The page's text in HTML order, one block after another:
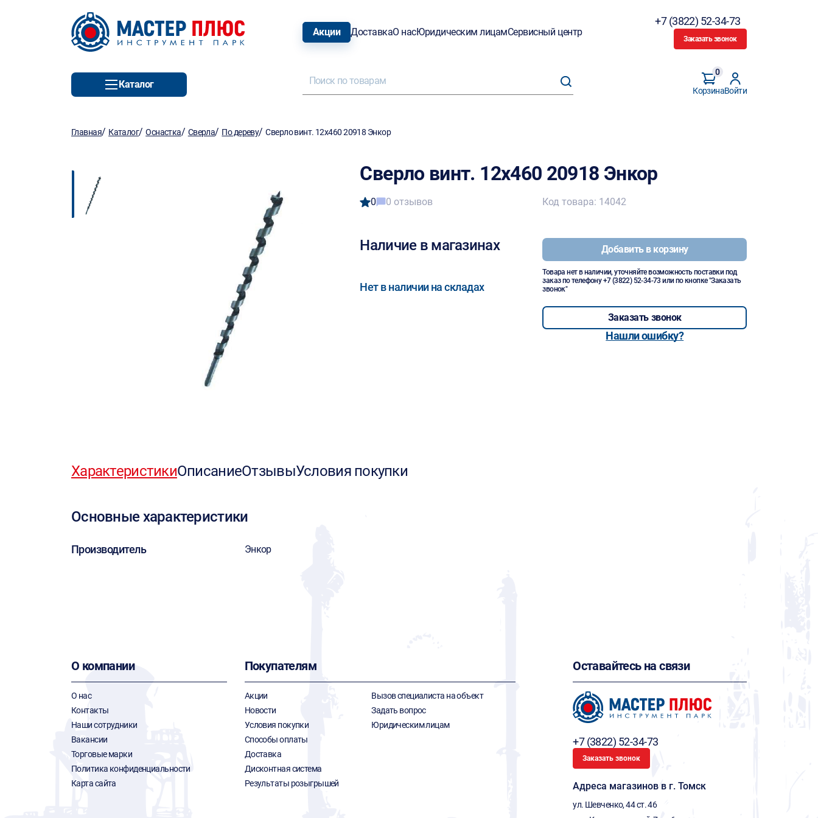
Акции ДоставкаО насЮридическим лицамСервисный центр
+7 (3822) 52-34-73
Заказать звонок
Каталог
Корзина
0
Войти
Главная/ Каталог/Оснастка/ Сверла/ По дереву/Сверло винт. 12х460 20918 Энкор
Сверло винт. 12х460 20918 Энкор
0 0 отзывов
Наличие в магазинах
Нет в наличии на складах
Код товара: 14042
Добавить в корзину
Товара нет в наличии, уточняйте возможность поставки под
заказ по телефону+7 (3822) 52-34-73 или по кнопке "Заказать
звонок"
Заказать звонок
Нашли ошибку?
ХарактеристикиОписаниеОтзывыУсловия покупки
Основные характеристики
Производитель Энкор
О компании
О нас
Контакты
Наши сотрудники
Вакансии
Торговые марки
Политика конфиденциальности
Карта сайта
Покупателям
Акции
Новости
Условия покупки
Способы оплаты
Доставка
Дисконтная система
Результаты розыгрышей
Вызов специалиста на объект
Задать вопрос
Юридическим лицам
Оставайтесь на связи
+7 (3822) 52-34-73
Заказать звонок
Адреса магазинов в г. Томск
ул. Шевченко, 44 ст. 46